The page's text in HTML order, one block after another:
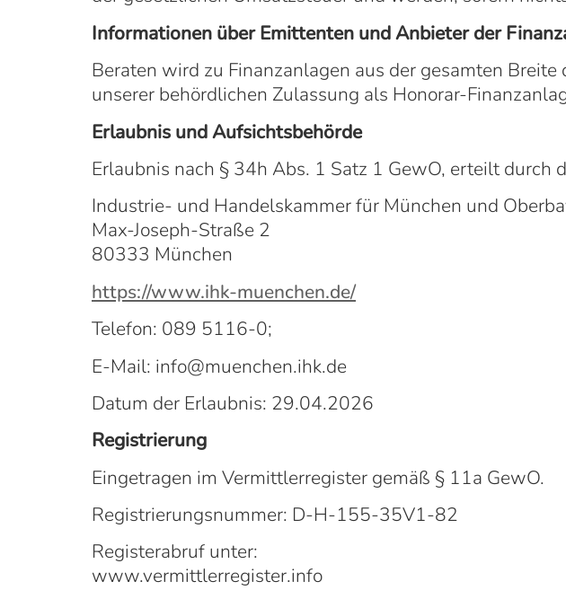
Informationen über Emittenten und Anbieter der
Beraten wird zu Finanzanlagen aus der gesamten
unserer behördlichen Zulassung als Honorar-
Erlaubnis und Aufsichtsbehörde
Erlaubnis nach § 34h Abs. 1 Satz 1 GewO, erteilt
Industrie- und Handelskammer für München und
Max-Joseph-Straße 2
80333 München
https://www.ihk-muenchen.de/
Telefon: 089 5116-0;
E-Mail: info@muenchen.ihk.de
Datum der Erlaubnis: 29.04.2026
Registrierung
Eingetragen im Vermittlerregister gemäß § 11a GewO.
Registrierungsnummer: D-H-155-35V1-82
Registerabruf unter:
www.vermittlerregister.info